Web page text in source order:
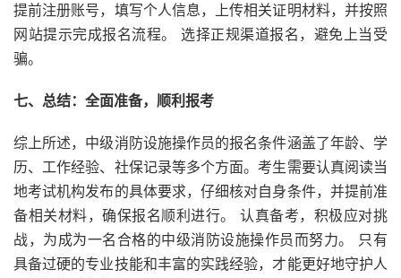
提前注册账号，填写个人信息，上传相关证明材料，并按照
网站提示完成报名流程。 选择正规渠道报名，避免上当受
骗。
七、总结：全面准备，顺利报考
综上所述，中级消防设施操作员的报名条件涵盖了年龄、学
历、工作经验、社保记录等多个方面。考生需要认真阅读当
地考试机构发布的具体要求，仔细核对自身条件，并提前准
备相关材料，确保报名顺利进行。 认真备考，积极应对挑
战，为成为一名合格的中级消防设施操作员而努力。 只有
具备过硬的专业技能和丰富的实践经验，才能更好地守护人